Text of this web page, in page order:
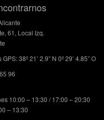
61, Local Izq.
38º 21’ 2.9” N 0º 29’ 4.85” O
96
10:00 – 13:30 / 17:00 – 20:30
– 13:30